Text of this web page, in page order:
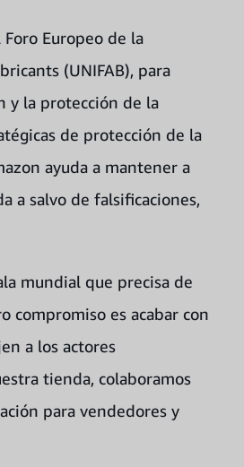
Europeo de la
(UNIFAB), para
y la protección de la
de protección de la
ayuda a mantener a
a salvo de falsificaciones,
mundial que precisa de
compromiso es acabar con
a los actores
tienda, colaboramos
para vendedores y